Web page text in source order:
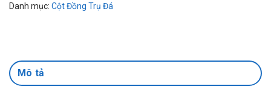
Danh mục: Cột Đồng Trụ Đá
Mô tả